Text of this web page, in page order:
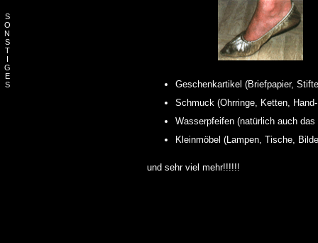
S
O
N
S
T
I
G
E
S
Geschenkartikel (Briefpapier,
Schmuck (Ohrringe, Ketten,
Wasserpfeifen (natürlich auch das
Kleinmöbel (Lampen, Tische,
und sehr viel mehr!!!!!!